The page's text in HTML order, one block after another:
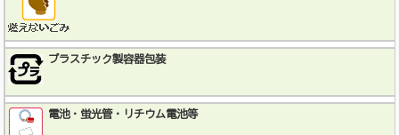
プラスチック製容器包装
電池・蛍光管・リチウム電池等